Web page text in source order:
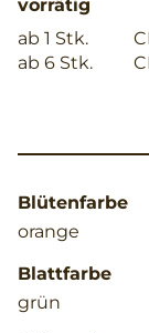
vorrätig
ab 1 Stk.
ab 6 Stk.
Blütenfarbe
orange
Blattfarbe
grün